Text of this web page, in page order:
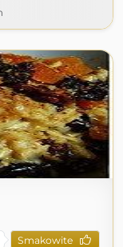
Smakowite